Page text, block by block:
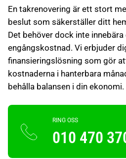
En takrenovering är ett stort
beslut som säkerställer ditt
Det behöver dock inte
engångskostnad. Vi erbjuder
finansieringslösning som gör
kostnaderna i hanterbara
behålla balansen i din ekonomi.
RING OSS
010 470